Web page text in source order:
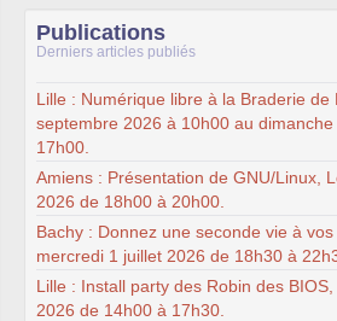
Publications
Derniers articles publiés
Lille : Numérique libre à la Braderie de
septembre 2026 à 10h00 au
17h00.
Amiens : Présentation de GNU/Linux,
2026 de 18h00 à 20h00.
Bachy : Donnez une seconde vie à
mercredi 1 juillet 2026 de 18h30 à
Lille : Install party des Robin des
2026 de 14h00 à 17h30.